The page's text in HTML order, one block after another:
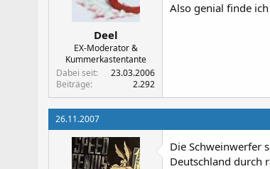
Deel
EX-Moderator &
Kummerkastentante
Dabei seit
23.03.2006
Beiträge
2.292
Also genial finde
26.11.2007
Die Schweinwerfer
Deutschland durch